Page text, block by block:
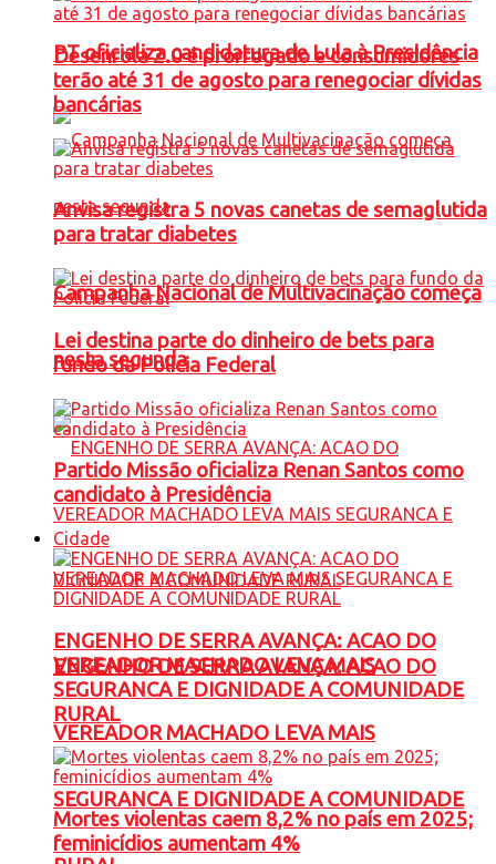
PT oficializa candidatura de Lula à Presidência
Campanha Nacional de Multivacinação começa
nesta segunda
ENGENHO DE SERRA AVANÇA: ACAO DO
VEREADOR MACHADO LEVA MAIS
SEGURANCA E DIGNIDADE A COMUNIDADE
Desenrola 2.0 é prorrogado e consumidores
terão até 31 de agosto para renegociar dívidas
bancárias
Anvisa registra 5 novas canetas de semaglutida
para tratar diabetes
Lei destina parte do dinheiro de bets para
fundo da Polícia Federal
Partido Missão oficializa Renan Santos como
candidato à Presidência
Cidade
ENGENHO DE SERRA AVANÇA: ACAO DO
VEREADOR MACHADO LEVA MAIS
SEGURANCA E DIGNIDADE A COMUNIDADE
RURAL
Mortes violentas caem 8,2% no país em 2025;
feminicídios aumentam 4%